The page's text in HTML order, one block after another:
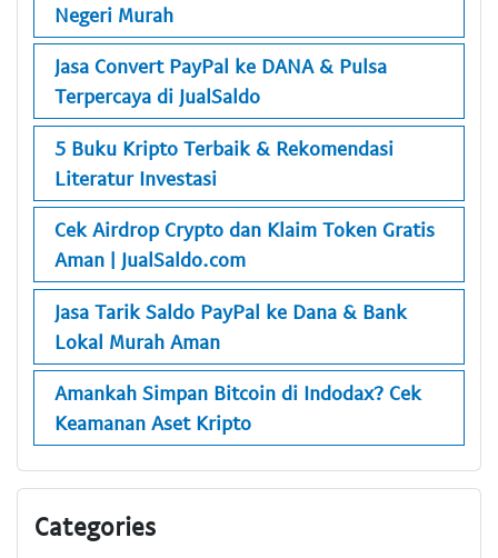
Negeri Murah
Jasa Convert PayPal ke DANA & Pulsa
Terpercaya di JualSaldo
5 Buku Kripto Terbaik & Rekomendasi
Literatur Investasi
Cek Airdrop Crypto dan Klaim Token Gratis
Aman | JualSaldo.com
Jasa Tarik Saldo PayPal ke Dana & Bank
Lokal Murah Aman
Amankah Simpan Bitcoin di Indodax? Cek
Keamanan Aset Kripto
Categories